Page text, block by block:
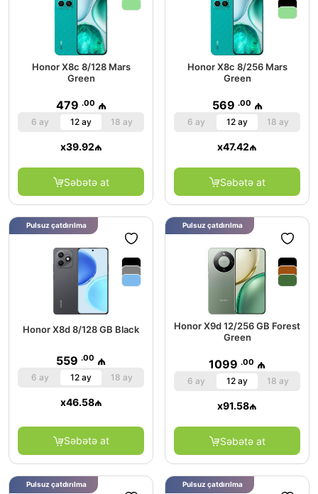
Honor X8c 8/128 Mars
Green
479 .00 ₼
6 ay 12 ay 18 ay
x39.92₼
Səbətə at
Honor X8c 8/256 Mars
Green
569 .00 ₼
6 ay 12 ay 18 ay
x47.42₼
Səbətə at
Honor X8d 8/128 GB Black
559 .00 ₼
6 ay 12 ay 18 ay
x46.58₼
Səbətə at
Pulsuz çatdırılma
Honor X9d 12/256 GB Forest
Green
1099 .00 ₼
6 ay 12 ay 18 ay
x91.58₼
Səbətə at
Pulsuz çatdırılma
Pulsuz çatdırılma Pulsuz çatdırılma